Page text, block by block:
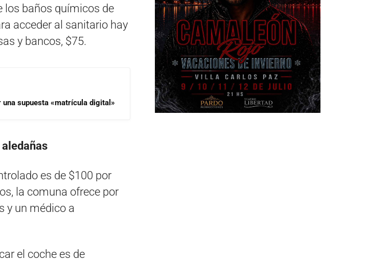
los baños químicos de
acceder al sanitario hay
y bancos, $75.
supuesta «matrícula digital»
es de $100 por
la comuna ofrece por
y un médico a
el coche es de